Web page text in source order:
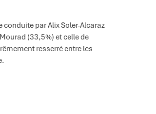
conduite par Alix Soler-Alcaraz
(33,5%) et celle de
resserré entre les